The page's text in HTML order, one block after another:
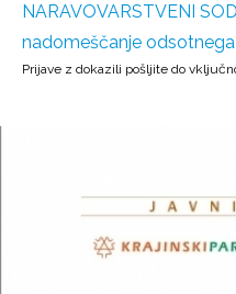
NARAVOVARSTVENI
nadomeščanje
Prijave z dokazili pošljite do